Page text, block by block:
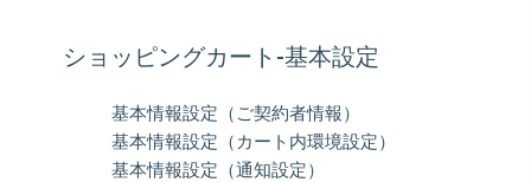
ショッピングカート-基本設定
基本情報設定（ご契約者情報）
基本情報設定（カート内環境設定）
基本情報設定（通知設定）